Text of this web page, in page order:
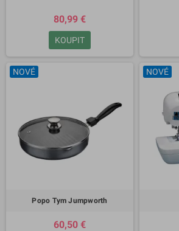
80,99 €
KOUPIT
NOVÉ
Popo Tym Jumpworth
60,50 €
NOVÉ